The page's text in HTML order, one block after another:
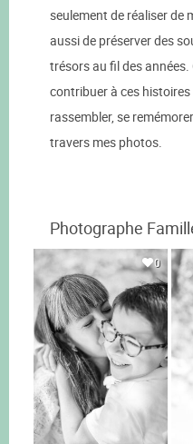
seulement de réaliser
aussi de préserver des
trésors au fil des années.
contribuer à ces
rassembler, se
travers mes photos.
Photographe
0